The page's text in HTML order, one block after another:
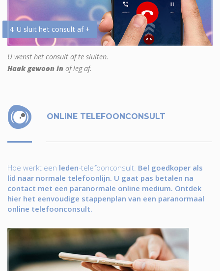
4. U sluit het consult af +
U wenst het consult af te sluiten.
Haak gewoon in of leg af.
ONLINE TELEFOONCONSULT
Hoe werkt een leden-telefoonconsult. Bel goedkoper als
lid naar normale telefoonlijn. U gaat pas betalen na
contact met een paranormale online medium. Ontdek
hier het eenvoudige stappenplan van een paranormaal
online telefoonconsult.